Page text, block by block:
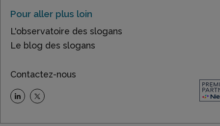
Pour aller plus loin
L'observatoire des slogans
Le blog des slogans
Contactez-nous